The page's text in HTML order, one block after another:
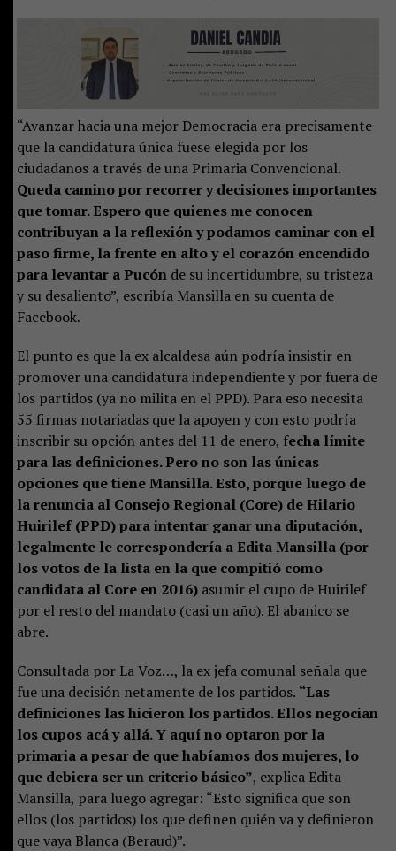
“Avanzar hacia una mejor Democracia era precisamente
que la candidatura única fuese elegida por los
ciudadanos a través de una Primaria Convencional.
Queda camino por recorrer y decisiones importantes
que tomar. Espero que quienes me conocen
contribuyan a la reflexión y podamos caminar con el
paso firme, la frente en alto y el corazón encendido
para levantar a Pucónde su incertidumbre, su tristeza
y su desaliento”, escribía Mansilla en su cuenta de
Facebook.
El punto es que la ex alcaldesa aún podría insistir en
promover una candidatura independiente y por fuera de
los partidos (ya no milita en el PPD). Para eso necesita
55 firmas notariadas que la apoyen y con esto podría
inscribir su opción antes del 11 de enero, fecha límite
para las definiciones. Pero no son las únicas
opciones que tiene Mansilla. Esto, porque luego de
la renuncia al Consejo Regional (Core) de Hilario
Huirilef (PPD) para intentar ganar una diputación,
legalmente le correspondería a Edita Mansilla (por
los votos de la lista en la que compitió como
candidata al Core en 2016)asumir el cupo de Huirilef
por el resto del mandato (casi un año). El abanico se
abre.
Consultada por La Voz…, la ex jefa comunal señala que
fue una decisión netamente de los partidos. “Las
definiciones las hicieron los partidos. Ellos negocian
los cupos acá y allá. Y aquí no optaron por la
primaria a pesar de que habíamos dos mujeres, lo
que debiera ser un criterio básico”, explica Edita
Mansilla, para luego agregar: “Esto significa que son
ellos (los partidos) los que definen quién va y definieron
que vaya Blanca (Beraud)”.